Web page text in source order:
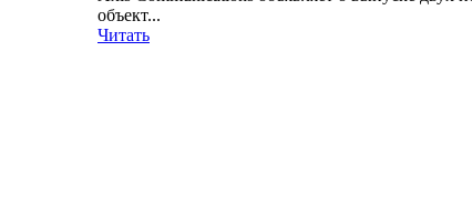
объект...
Читать